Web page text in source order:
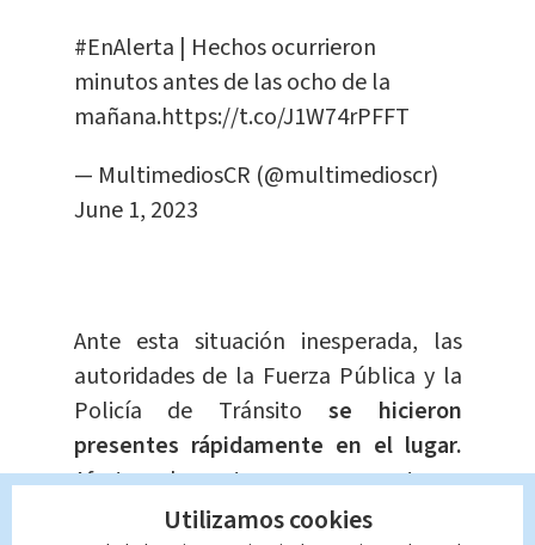
#EnAlerta | Hechos ocurrieron
minutos antes de las ocho de la
mañana.https://t.co/J1W74rPFFT
— MultimediosCR (@multimedioscr)
June 1, 2023
Ante esta situación inesperada, las
autoridades de la Fuerza Pública y la
Policía de Tránsito se hicieron
presentes rápidamente en el lugar.
Afortunadamente, no se reportaron
personas heridas en el incidente,
Utilizamos cookies